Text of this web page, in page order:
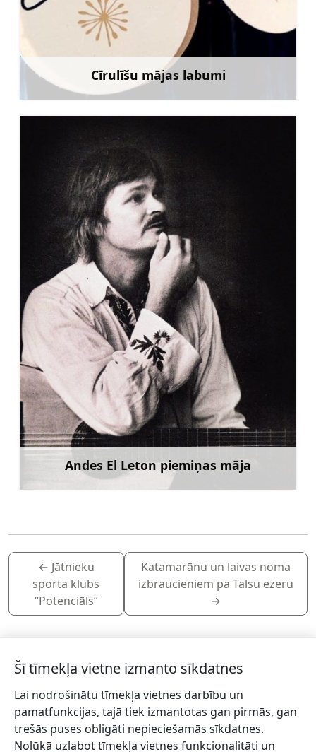
Cīrulīšu mājas labumi
Uzzināt vairāk
Andes El Leton piemiņas māja
Uzzināt vairāk
← Jātnieku
sporta klubs
“Potenciāls”
Katamarānu un laivas noma
izbraucieniem pa Talsu ezeru
→
Piesakies jaunumiem!
Pieraksties jaunumiem e-pastā un nepalaid garām
Šī tīmekļa vietne izmanto sīkdatnes
Lai nodrošinātu tīmekļa vietnes darbību un
pamatfunkcijas, tajā tiek izmantotas gan pirmās, gan
trešās puses obligāti nepieciešamās sīkdatnes.
Nolūkā uzlabot tīmekļa vietnes funkcionalitāti un